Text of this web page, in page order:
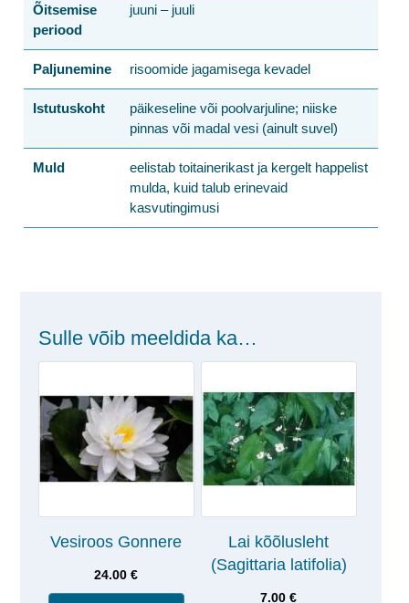
Õitsemise
periood
juuni – juuli
Paljunemine risoomide jagamisega kevadel
Istutuskoht
päikeseline või poolvarjuline; niiske
pinnas või madal vesi (ainult suvel)
Muld
eelistab toitainerikast ja kergelt happelist
mulda, kuid talub erinevaid
kasvutingimusi
Sulle võib meeldida ka…
Vesiroos Gonnere
24.00€
Lai kõõlusleht
(Sagittaria latifolia)
7.00€